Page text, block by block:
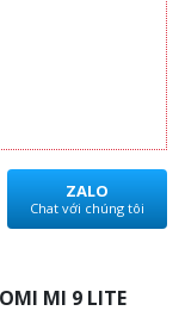
ZALO
Chat với chúng tôi
MI 9 LITE